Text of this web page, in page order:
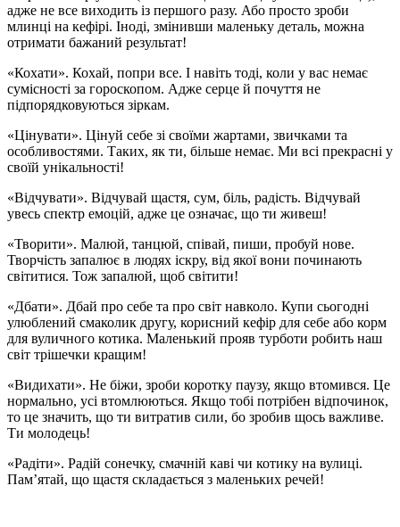
адже не все виходить із першого разу. Або просто зроби
млинці на кефірі. Іноді, змінивши маленьку деталь, можна
отримати бажаний результат!
«Кохати». Кохай, попри все. І навіть тоді, коли у вас немає
сумісності за гороскопом. Адже серце й почуття не
підпорядковуються зіркам.
«Цінувати». Цінуй себе зі своїми жартами, звичками та
особливостями. Таких, як ти, більше немає. Ми всі прекрасні у
своїй унікальності!
«Відчувати». Відчувай щастя, сум, біль, радість. Відчувай
увесь спектр емоцій, адже це означає, що ти живеш!
«Творити». Малюй, танцюй, співай, пиши, пробуй нове.
Творчість запалює в людях іскру, від якої вони починають
світитися. Тож запалюй, щоб світити!
«Дбати». Дбай про себе та про світ навколо. Купи сьогодні
улюблений смаколик другу, корисний кефір для себе або корм
для вуличного котика. Маленький прояв турботи робить наш
світ трішечки кращим!
«Видихати». Не біжи, зроби коротку паузу, якщо втомився. Це
нормально, усі втомлюються. Якщо тобі потрібен відпочинок,
то це значить, що ти витратив сили, бо зробив щось важливе.
Ти молодець!
«Радіти». Радій сонечку, смачній каві чи котику на вулиці.
Пам’ятай, що щастя складається з маленьких речей!